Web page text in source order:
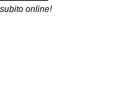
subito online!